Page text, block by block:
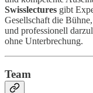
Swisslectures gibt
Gesellschaft die
und professionell
ohne Unterbrechung.
Team